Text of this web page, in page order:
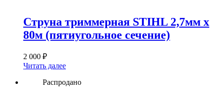
Струна триммерная STIHL 2,7мм х
80м (пятиугольное сечение)
2 000 ₽
Читать далее
Распродано